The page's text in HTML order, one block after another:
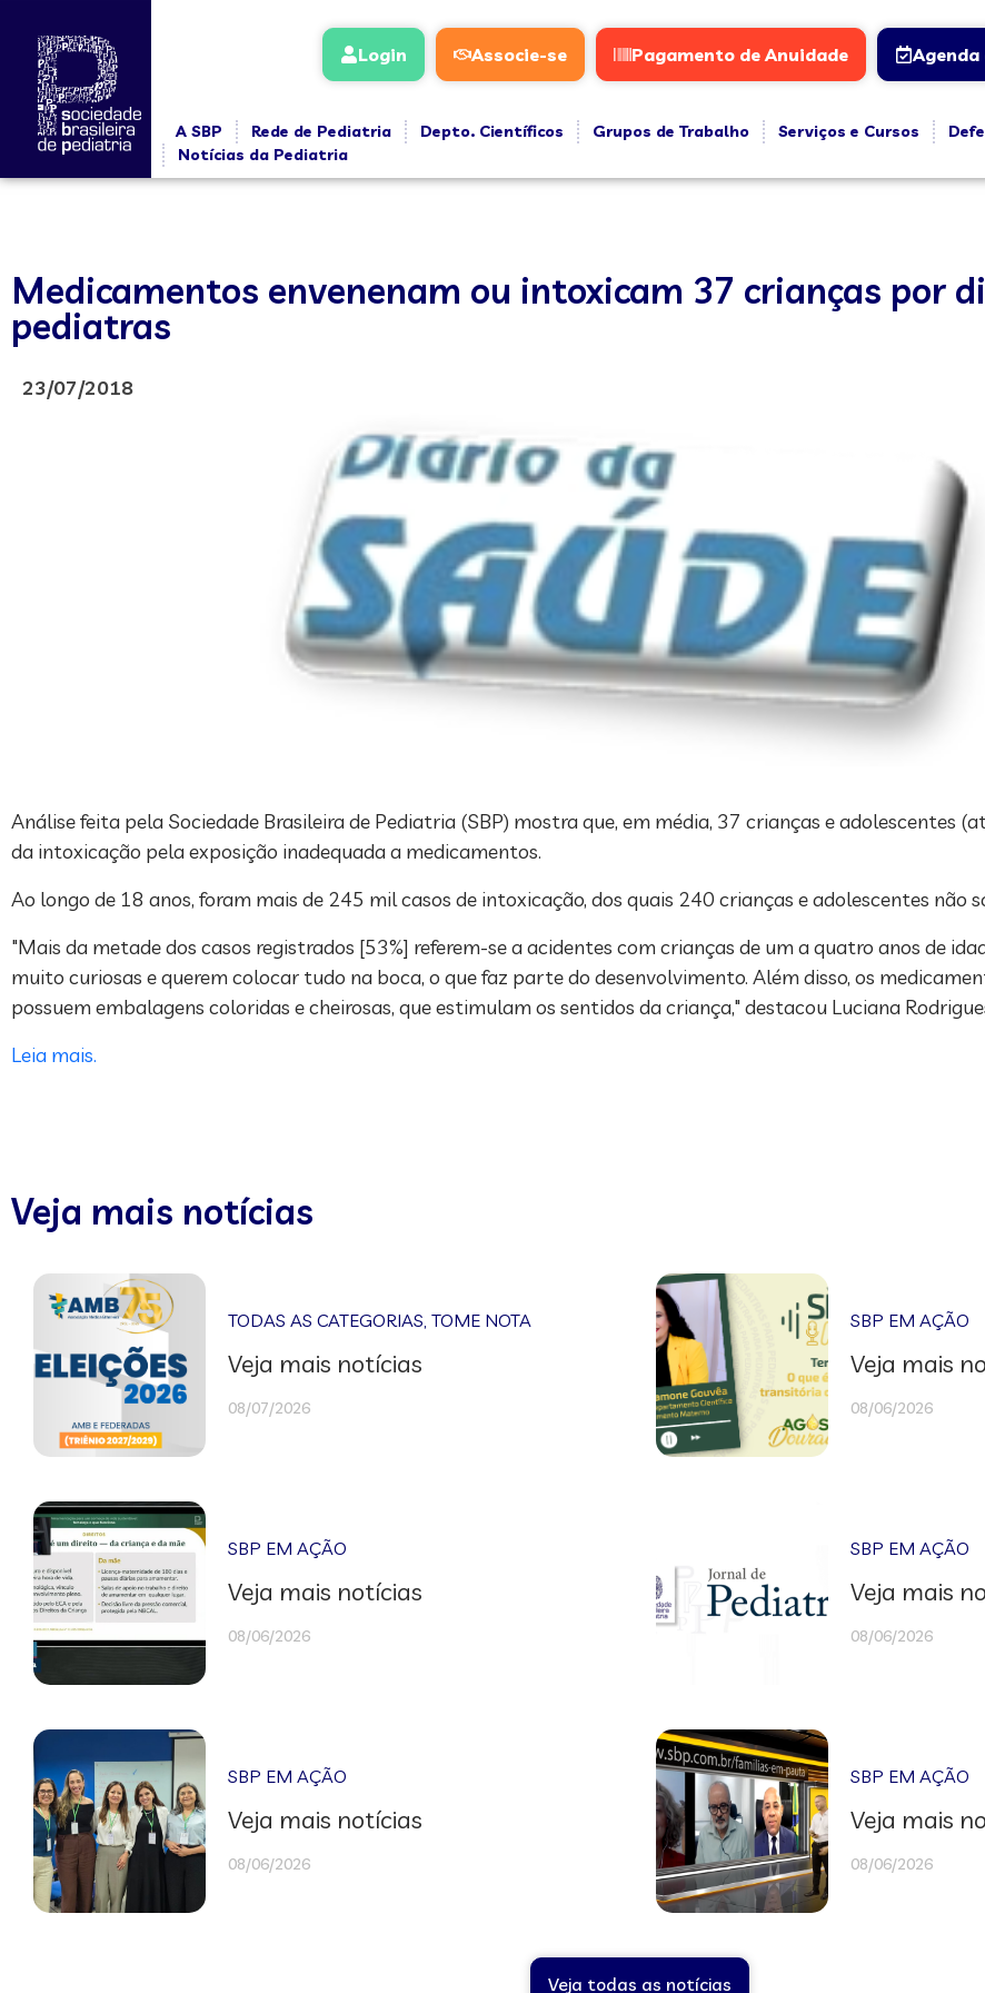
Login Associe-se Pagamento de Anuidade Agenda
A SBP Rede de Pediatria Depto. Científicos Grupos de Trabalho Serviços e Cursos
Notícias da Pediatria
Medicamentos envenenam ou intoxicam 37 crianças por
pediatras
23/07/2018
Análise feita pela Sociedade Brasileira de Pediatria (SBP) mostra que, em média, 37 crianças e adolescentes
da intoxicação pela exposição inadequada a medicamentos.
Ao longo de 18 anos, foram mais de 245 mil casos de intoxicação, dos quais 240 crianças e adolescentes não
"Mais da metade dos casos registrados [53%] referem-se a acidentes com crianças de um a quatro anos de
muito curiosas e querem colocar tudo na boca, o que faz parte do desenvolvimento. Além disso, os
possuem embalagens coloridas e cheirosas, que estimulam os sentidos da criança," destacou Luciana
Leia mais.
Veja mais notícias
TODAS AS CATEGORIAS,TOME NOTA
Veja mais notícias
08/07/2026
SBP EM AÇÃO
Veja mais
08/06/2026
SBP EM AÇÃO
Veja mais notícias
08/06/2026
SBP EM AÇÃO
Veja mais
08/06/2026
SBP EM AÇÃO
Veja mais notícias
08/06/2026
SBP EM AÇÃO
Veja mais
08/06/2026
Veja todas as notícias